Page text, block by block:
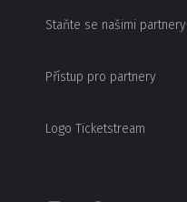
Staňte se našimi partnery
Přístup pro partnery
Logo Ticketstream